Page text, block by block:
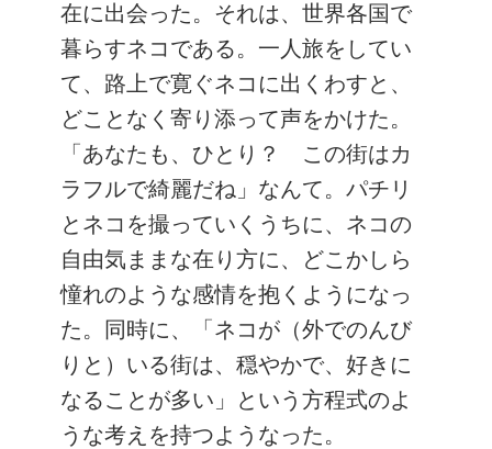
在に出会った。それは、世界各国で
暮らすネコである。一人旅をしてい
て、路上で寛ぐネコに出くわすと、
どことなく寄り添って声をかけた。
「あなたも、ひとり？ この街はカ
ラフルで綺麗だね」なんて。パチリ
とネコを撮っていくうちに、ネコの
自由気ままな在り方に、どこかしら
憧れのような感情を抱くようになっ
た。同時に、「ネコが（外でのんび
りと）いる街は、穏やかで、好きに
なることが多い」という方程式のよ
うな考えを持つようなった。